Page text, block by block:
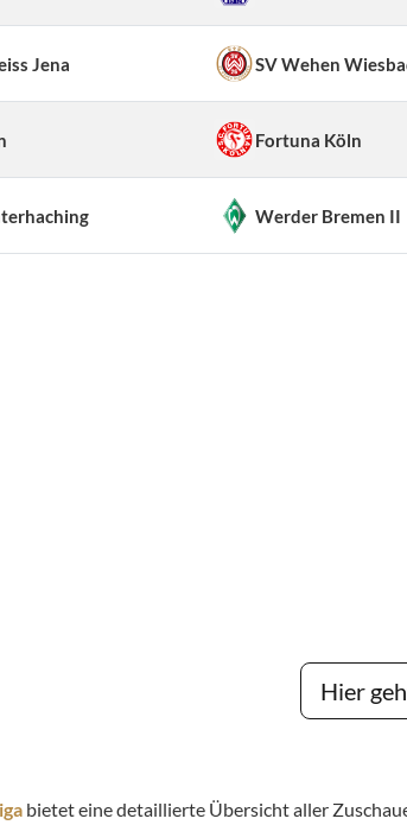
Jena SV Wehen
Fortuna Köln
Werder Bremen II
Hier
bietet eine detaillierte Übersicht aller